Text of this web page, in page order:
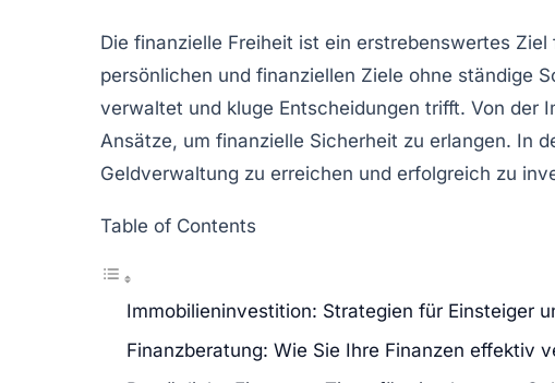
Die finanzielle Freiheit ist ein erstrebenswertes
persönlichen und finanziellen Ziele ohne ständige
verwaltet und kluge Entscheidungen trifft. Von der
Ansätze, um finanzielle Sicherheit zu erlangen. In
Geldverwaltung zu erreichen und erfolgreich zu
Table of Contents
Immobilieninvestition: Strategien für Einsteiger
Finanzberatung: Wie Sie Ihre Finanzen effektiv